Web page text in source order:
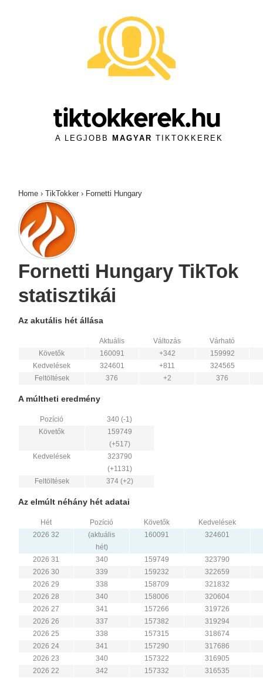
tiktokkerek.hu
A LEGJOBB MAGYAR TIKTOKKEREK
Home › TikTokker › Fornetti Hungary
Fornetti Hungary TikTok
statisztikái
Az akutális hét állása
Aktuális Változás
Várható
Követők
160091 +342
159992
Kedvelések
324601 +811
324565
Feltöltések
376 +2 376
A múltheti eredmény
Pozíció
340 (-1)
Követők
159749
(+517)
Kedvelések
323790
(+1131)
Feltöltések
374 (+2)
Az elmúlt néhány hét adatai
Hét Pozíció Követők
Kedvelések
2026 32
(aktuális
hét)
160091 324601
2026 31 340 159749
323790
2026 30
339 159232
322659
2026 29
338 158709
321832
2026 28
340 158006
320604
2026 27
341 157266
319726
2026 26
337 157382
319294
2026 25
338 157315
318674
2026 24
341 157290
317686
2026 23
340 157322
316905
2026 22
342 157332 316535